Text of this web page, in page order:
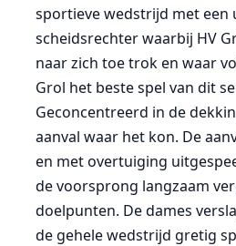
sportieve wedstrijd met een
scheidsrechter waarbij HV
naar zich toe trok en waar
Grol het beste spel van dit
Geconcentreerd in de
aanval waar het kon. De
en met overtuiging
de voorsprong langzaam
doelpunten. De dames
de gehele wedstrijd gretig